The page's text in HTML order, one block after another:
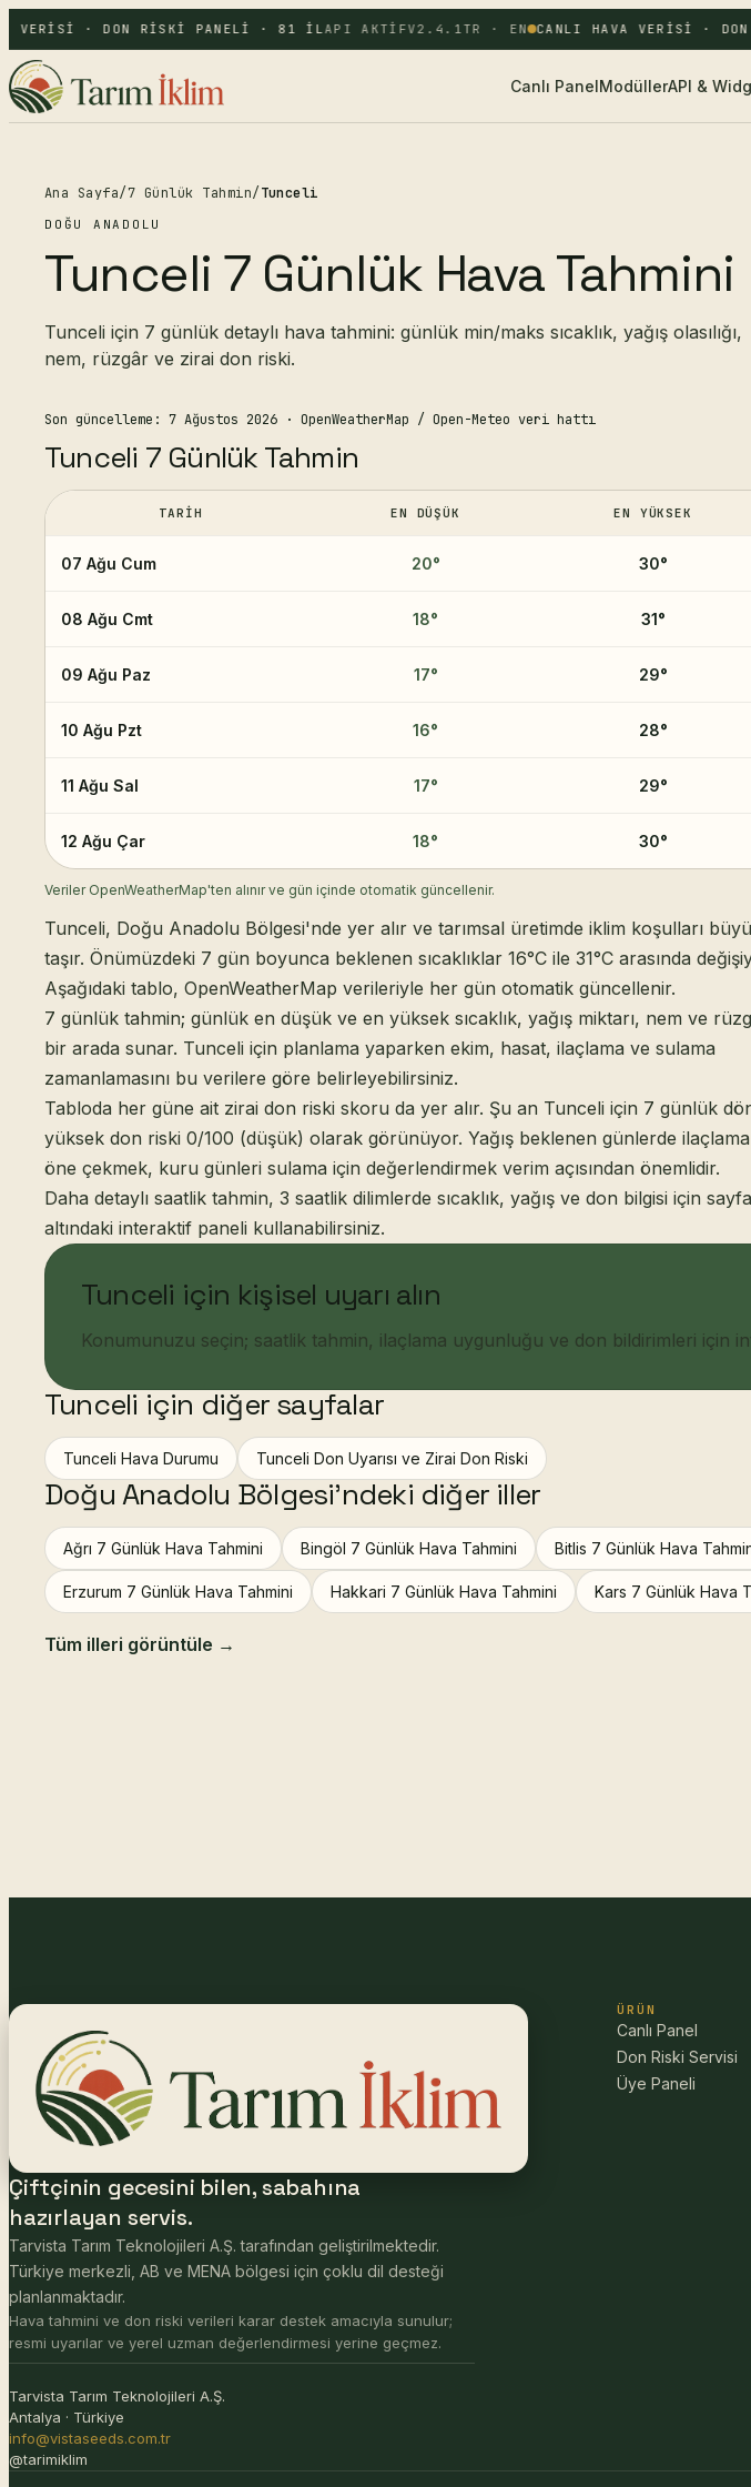
VERISI · DON RISKI PANELI · 81 IL API AKTIF V2.4.1 TR · EN CANLI HAVA VERISI ·
Canlı PanelModüllerAPI &
Ana Sayfa/7 Günlük Tahmin/Tunceli
DOĞU ANADOLU
Tunceli 7 Günlük Hava Tahmini
Tunceli için 7 günlük detaylı hava tahmini: günlük min/maks sıcaklık, yağış olasılığı,
nem, rüzgâr ve zirai don riski.
Son güncelleme: 7 Ağustos 2026 · OpenWeatherMap / Open-Meteo veri hattı
Tunceli 7 Günlük Tahmin
TARIH EN DÜŞÜK EN YÜKSEK
07 Ağu Cum 20° 30°
08 Ağu Cmt 18° 31°
09 Ağu Paz 17° 29°
10 Ağu Pzt 16° 28°
11 Ağu Sal 17° 29°
12 Ağu Çar 18° 30°
Veriler OpenWeatherMap'ten alınır ve gün içinde otomatik güncellenir.
Tunceli, Doğu Anadolu Bölgesi'nde yer alır ve tarımsal üretimde iklim koşulları
taşır. Önümüzdeki 7 gün boyunca beklenen sıcaklıklar 16°C ile 31°C arasında
Aşağıdaki tablo, OpenWeatherMap verileriyle her gün otomatik güncellenir.
7 günlük tahmin; günlük en düşük ve en yüksek sıcaklık, yağış miktarı, nem ve
bir arada sunar. Tunceli için planlama yaparken ekim, hasat, ilaçlama ve sulama
zamanlamasını bu verilere göre belirleyebilirsiniz.
Tabloda her güne ait zirai don riski skoru da yer alır. Şu an Tunceli için 7 günlük
yüksek don riski 0/100 (düşük) olarak görünüyor. Yağış beklenen günlerde ilaçlama
öne çekmek, kuru günleri sulama için değerlendirmek verim açısından önemlidir.
Daha detaylı saatlik tahmin, 3 saatlik dilimlerde sıcaklık, yağış ve don bilgisi için
altındaki interaktif paneli kullanabilirsiniz.
Tunceli için kişisel uyarı alın
Konumunuzu seçin; saatlik tahmin, ilaçlama uygunluğu ve don bildirimleri için
Tunceli için diğer sayfalar
Tunceli Hava Durumu Tunceli Don Uyarısı ve Zirai Don Riski
Doğu Anadolu Bölgesi'ndeki diğer iller
Ağrı 7 Günlük Hava Tahmini Bingöl 7 Günlük Hava Tahmini Bitlis 7 Günlük Hava
Erzurum 7 Günlük Hava Tahmini Hakkari 7 Günlük Hava Tahmini Kars 7 Günlük Hava
Tüm illeri görüntüle →
Çiftçinin gecesini bilen, sabahına
hazırlayan servis.
Tarvista Tarım Teknolojileri A.Ş. tarafından geliştirilmektedir.
Türkiye merkezli, AB ve MENA bölgesi için çoklu dil desteği
planlanmaktadır.
Hava tahmini ve don riski verileri karar destek amacıyla sunulur;
resmi uyarılar ve yerel uzman değerlendirmesi yerine geçmez.
Tarvista Tarım Teknolojileri A.Ş.
Antalya · Türkiye
info@vistaseeds.com.tr
@tarimiklim
ÜRÜN
Canlı Panel
Don Riski Servisi
Üye Paneli